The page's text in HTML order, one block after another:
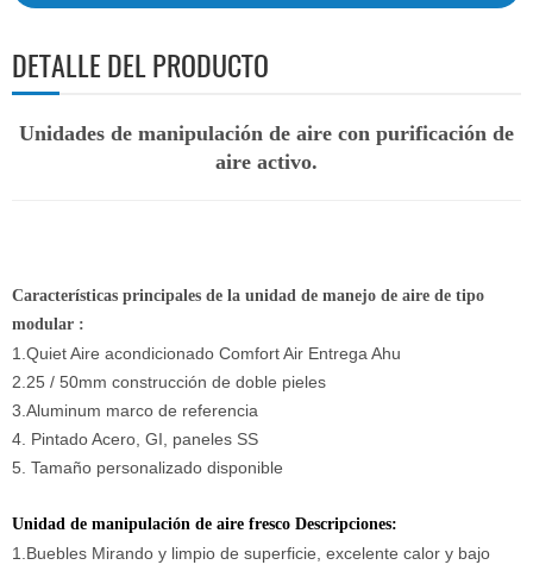
DETALLE DEL PRODUCTO
Unidades de manipulación de aire con purificación de
aire activo.
Características principales de la unidad de manejo de aire de tipo
modular :
1.Quiet Aire acondicionado Comfort Air Entrega Ahu
2.25 / 50mm construcción de doble pieles
3.Aluminum marco de referencia
4. Pintado Acero, GI, paneles SS
5. Tamaño personalizado disponible
Unidad de manipulación de aire fresco Descripciones:
1.Buebles Mirando y limpio de superficie, excelente calor y bajo